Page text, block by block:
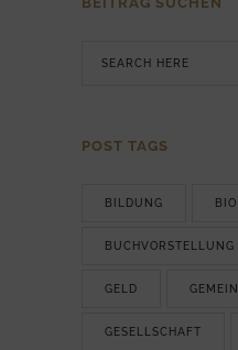
POST TAGS
BILDUNG BIO
BUCHVORSTELLUNG
GELD
GESELLSCHAFT